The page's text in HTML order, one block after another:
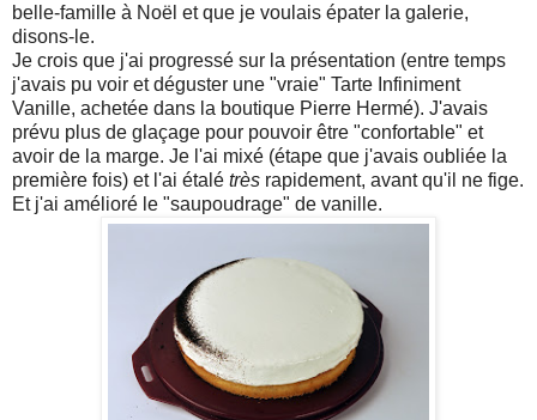
belle-famille à Noël et que je voulais épater la galerie,
disons-le.
Je crois que j'ai progressé sur la présentation (entre temps
j'avais pu voir et déguster une "vraie" Tarte Infiniment
Vanille, achetée dans la boutique Pierre Hermé). J'avais
prévu plus de glaçage pour pouvoir être "confortable" et
avoir de la marge. Je l'ai mixé (étape que j'avais oubliée la
première fois) et l'ai étalé très rapidement, avant qu'il ne fige.
Et j'ai amélioré le "saupoudrage" de vanille.